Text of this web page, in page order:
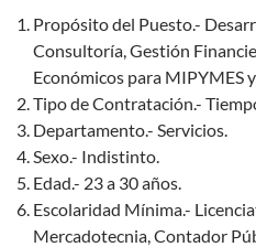
Propósito del Puesto.-
Consultoría, Gestión
Económicos para MIPYMES
Tipo de Contratación.-
Departamento.- Servicios.
Sexo.- Indistinto.
Edad.- 23 a 30 años.
Escolaridad Mínima.-
Mercadotecnia, Contador